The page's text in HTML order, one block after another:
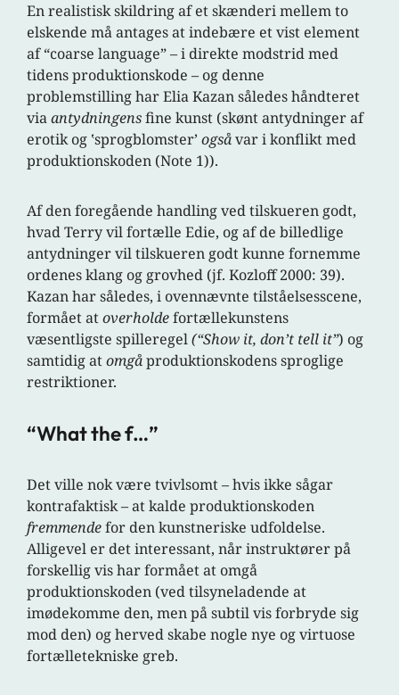
En realistisk skildring af et skænderi mellem to
elskende må antages at indebære et vist element
af “coarse language” – i direkte modstrid med
tidens produktionskode – og denne
problemstilling har Elia Kazan således håndteret
viaantydningensfine kunst (skønt antydninger af
erotik og ‛sprogblomster’ogsåvar i konflikt med
produktionskoden (Note 1)).
Af den foregående handling ved tilskueren godt,
hvad Terry vil fortælle Edie, og af de billedlige
antydninger vil tilskueren godt kunne fornemme
ordenes klang og grovhed (jf. Kozloff 2000: 39).
Kazan har således, i ovennævnte tilståelsesscene,
formået atoverholdefortællekunstens
væsentligste spilleregel(“Show it, don’t tell it”) og
samtidig atomgåproduktionskodens sproglige
restriktioner.
“What the f…”
Det ville nok være tvivlsomt – hvis ikke sågar
kontrafaktisk – at kalde produktionskoden
fremmendefor den kunstneriske udfoldelse.
Alligevel er det interessant, når instruktører på
forskellig vis har formået at omgå
produktionskoden (ved tilsyneladende at
imødekomme den, men på subtil vis forbryde sig
mod den) og herved skabe nogle nye og virtuose
fortælletekniske greb.